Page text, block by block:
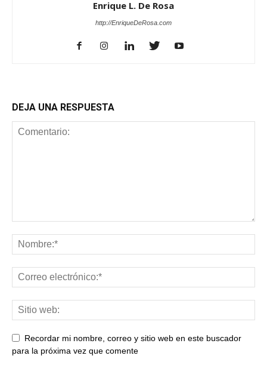
Enrique L. De Rosa
http://EnriqueDeRosa.com
DEJA UNA RESPUESTA
Recordar mi nombre, correo y sitio web en este buscador
para la próxima vez que comente